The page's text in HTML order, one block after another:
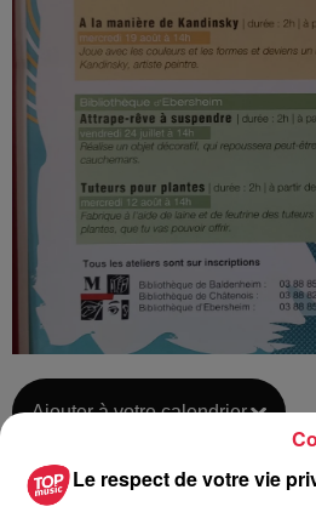
Ajouter à votre calendrier
Le respect de votre vie